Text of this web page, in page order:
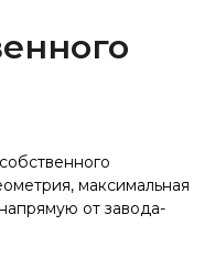
максимальная
от завода-